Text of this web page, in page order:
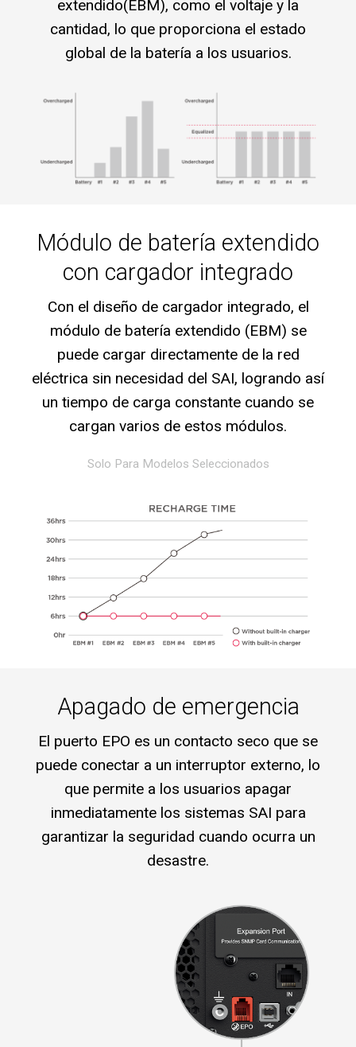
extendido(EBM), como el voltaje y la
cantidad, lo que proporciona el estado
global de la batería a los usuarios.
Módulo de batería extendido
con cargador integrado
Con el diseño de cargador integrado, el
módulo de batería extendido (EBM) se
puede cargar directamente de la red
eléctrica sin necesidad del SAI, logrando así
un tiempo de carga constante cuando se
cargan varios de estos módulos.
Solo Para Modelos Seleccionados
Apagado de emergencia
El puerto EPO es un contacto seco que se
puede conectar a un interruptor externo, lo
que permite a los usuarios apagar
inmediatamente los sistemas SAI para
garantizar la seguridad cuando ocurra un
desastre.